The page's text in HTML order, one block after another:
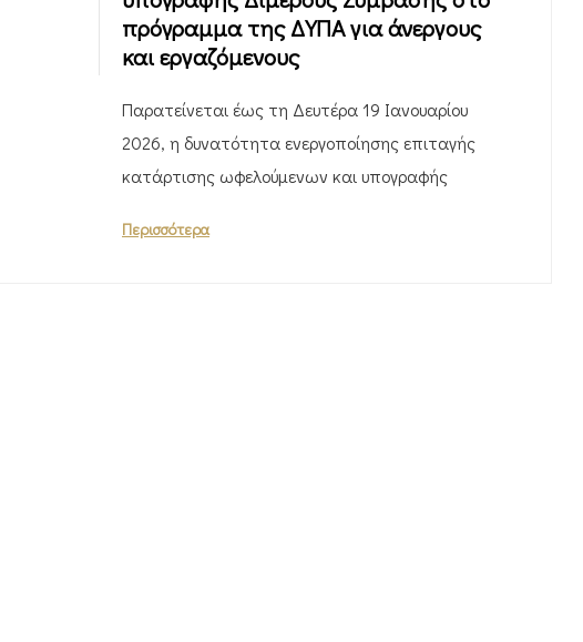
πρόγραμμα της ΔΥΠΑ για άνεργους
και εργαζόμενους
Παρατείνεται έως τη Δευτέρα 19 Ιανουαρίου
2026, η δυνατότητα ενεργοποίησης επιταγής
κατάρτισης ωφελούμενων και υπογραφής
Περισσότερα